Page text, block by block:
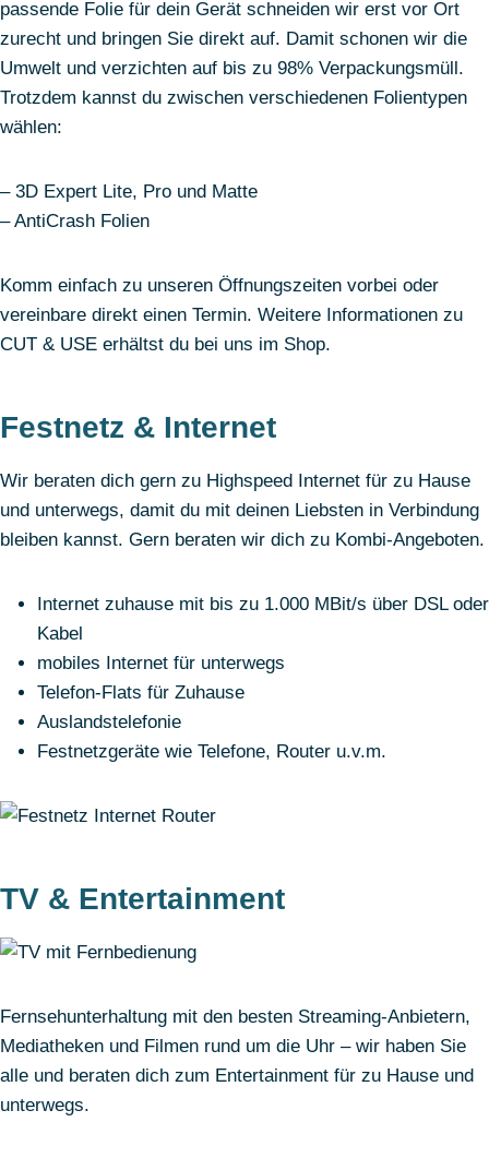
passende Folie für dein Gerät schneiden wir erst vor Ort
zurecht und bringen Sie direkt auf. Damit schonen wir die
Umwelt und verzichten auf bis zu 98% Verpackungsmüll.
Trotzdem kannst du zwischen verschiedenen Folientypen
wählen:
– 3D Expert Lite, Pro und Matte
– AntiCrash Folien
Komm einfach zu unseren Öffnungszeiten vorbei oder
vereinbare direkt einen Termin. Weitere Informationen zu
CUT & USE erhältst du bei uns im Shop.
Festnetz & Internet
Wir beraten dich gern zu Highspeed Internet für zu Hause
und unterwegs, damit du mit deinen Liebsten in Verbindung
bleiben kannst. Gern beraten wir dich zu Kombi-Angeboten.
Internet zuhause mit bis zu 1.000 MBit/s über DSL oder
Kabel
mobiles Internet für unterwegs
Telefon-Flats für Zuhause
Auslandstelefonie
Festnetzgeräte wie Telefone, Router u.v.m.
TV & Entertainment
Fernsehunterhaltung mit den besten Streaming-Anbietern,
Mediatheken und Filmen rund um die Uhr – wir haben Sie
alle und beraten dich zum Entertainment für zu Hause und
unterwegs.